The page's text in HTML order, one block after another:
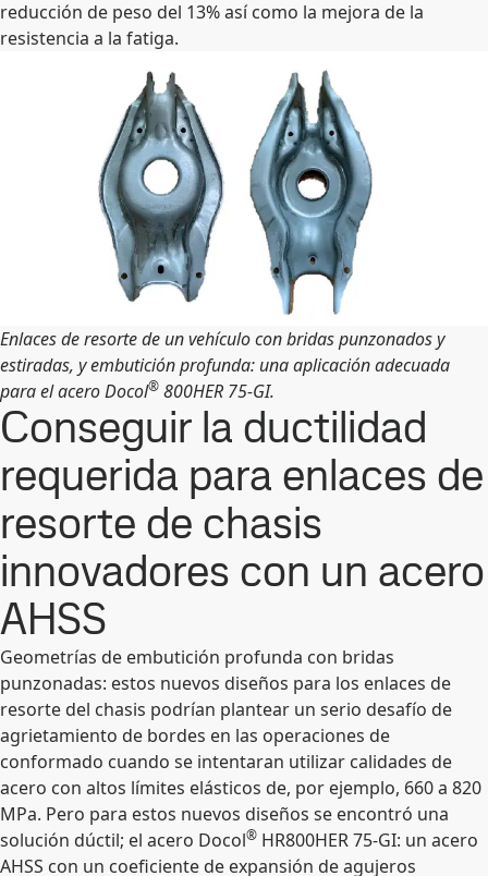
reducción de peso del 13% así como la mejora de la
resistencia a la fatiga.
Enlaces de resorte de un vehículo con bridas punzonados y
estiradas, y embutición profunda: una aplicación adecuada
para el acero Docol® 800HER 75-GI.
Conseguir la ductilidad
requerida para enlaces de
resorte de chasis
innovadores con un acero
AHSS
Geometrías de embutición profunda con bridas
punzonadas: estos nuevos diseños para los enlaces de
resorte del chasis podrían plantear un serio desafío de
agrietamiento de bordes en las operaciones de
conformado cuando se intentaran utilizar calidades de
acero con altos límites elásticos de, por ejemplo, 660 a 820
MPa. Pero para estos nuevos diseños se encontró una
solución dúctil; el acero Docol® HR800HER 75-GI: un acero
AHSS con un coeficiente de expansión de agujeros